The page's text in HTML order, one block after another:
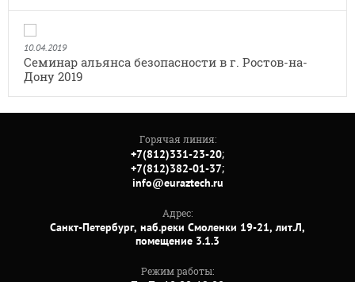
10.04.2019
Семинар альянса безопасности в г. Ростов-на-
Дону 2019
Горячая линия:
+7(812)331-23-20;
+7(812)382-01-37;
info@euraztech.ru
Адрес:
Санкт-Петербург, наб.реки Смоленки 19-21, лит.Л,
помещение 3.1.3
Режим работы: